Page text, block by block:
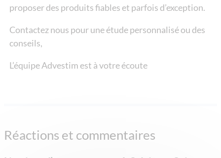
proposer des produits fiables et parfois d’exception.
Contactez nous pour une étude personnalisé ou des
conseils,
L’équipe Advestim est à votre écoute
Réactions et commentaires